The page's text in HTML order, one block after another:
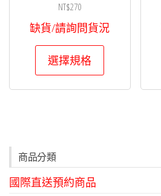
NT$270
缺貨/請詢問貨況
選擇規格
此
式。
商品分類
國際直送預約商品